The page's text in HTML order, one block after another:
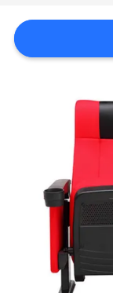
SITEMAP
PRIVACY
POLICY